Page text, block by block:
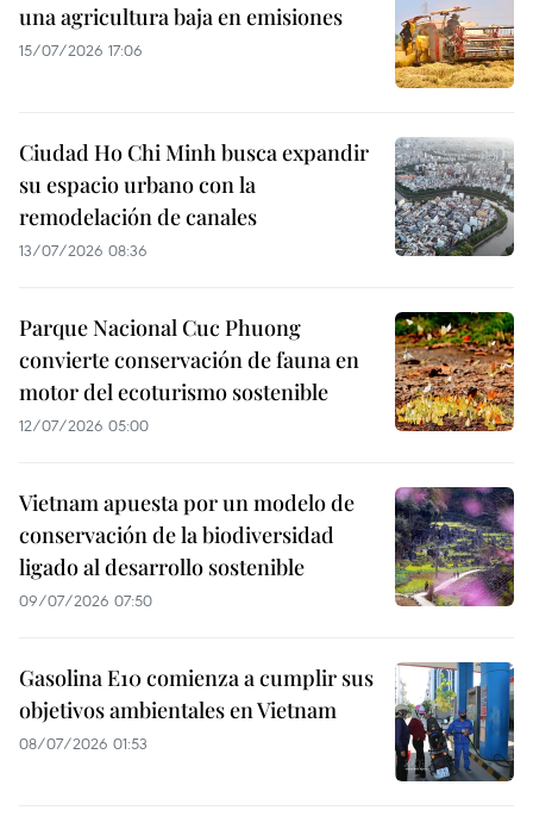
una agricultura baja en emisiones
15/07/2026 17:06
Ciudad Ho Chi Minh busca expandir
su espacio urbano con la
remodelación de canales
13/07/2026 08:36
Parque Nacional Cuc Phuong
convierte conservación de fauna en
motor del ecoturismo sostenible
12/07/2026 05:00
Vietnam apuesta por un modelo de
conservación de la biodiversidad
ligado al desarrollo sostenible
09/07/2026 07:50
Gasolina E10 comienza a cumplir sus
objetivos ambientales en Vietnam
08/07/2026 01:53